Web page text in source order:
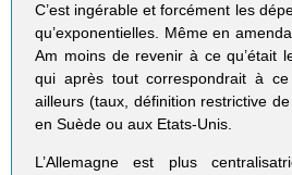
C’est ingérable et forcément les
qu’exponentielles. Même en
Am moins de revenir à ce qu’était
qui après tout correspondrait à
ailleurs (taux, définition restrictive
en Suède ou aux Etats-Unis.
L’Allemagne est plus